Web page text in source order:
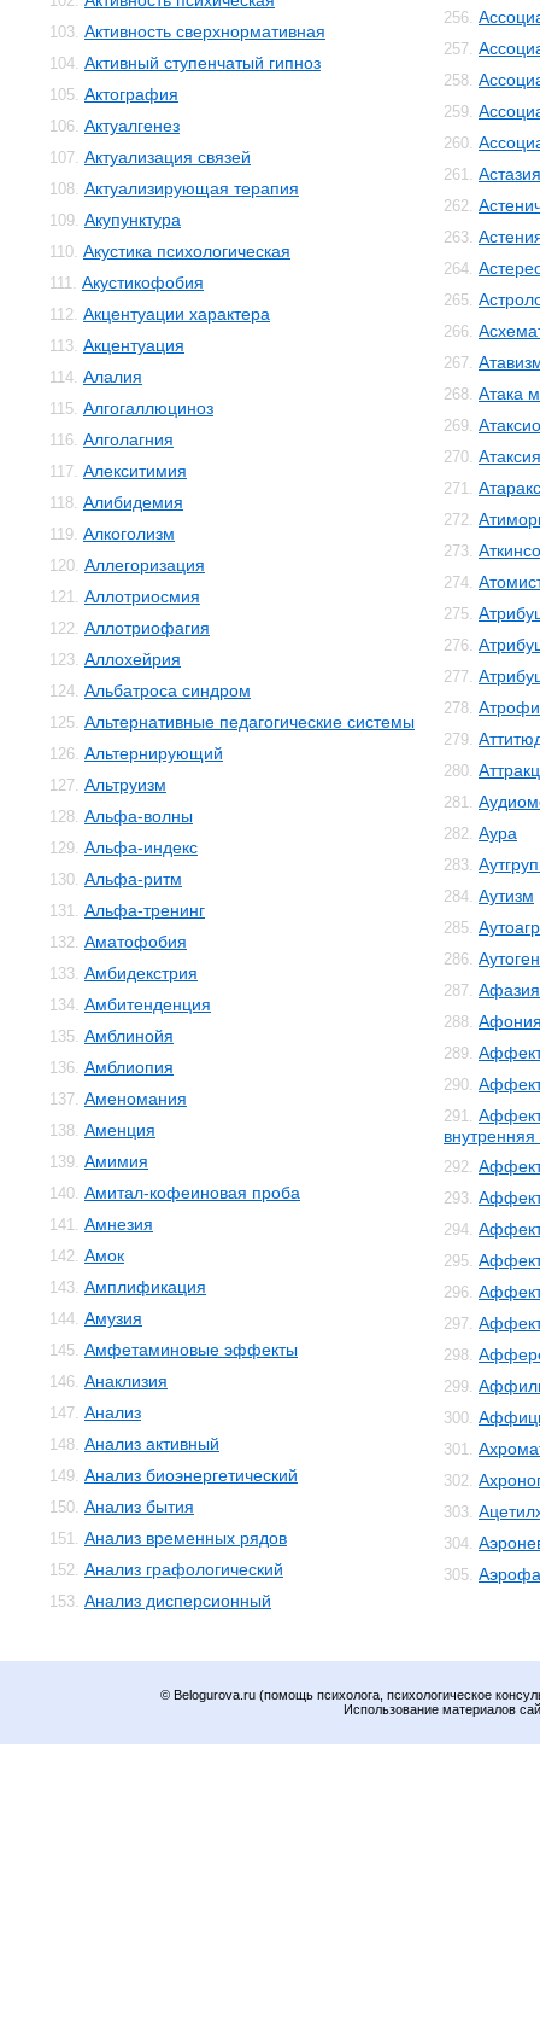
103. Активность сверхнормативная
104. Активный ступенчатый гипноз
105. Актография
106. Актуалгенез
107. Актуализация связей
108. Актуализирующая терапия
109. Акупунктура
110. Акустика психологическая
111. Акустикофобия
112. Акцентуации характера
113. Акцентуация
114. Алалия
115. Алгогаллюциноз
116. Алголагния
117. Алекситимия
118. Алибидемия
119. Алкоголизм
120. Аллегоризация
121. Аллотриосмия
122. Аллотриофагия
123. Аллохейрия
124. Альбатроса синдром
125. Альтернативные педагогические системы
126. Альтернирующий
127. Альтруизм
128. Альфа-волны
129. Альфа-индекс
130. Альфа-ритм
131. Альфа-тренинг
132. Аматофобия
133. Амбидекстрия
134. Амбитенденция
135. Амблинойя
136. Амблиопия
137. Аменомания
138. Аменция
139. Амимия
140. Амитал-кофеиновая проба
141. Амнезия
142. Амок
143. Амплификация
144. Амузия
145. Амфетаминовые эффекты
146. Анаклизия
147. Анализ
148. Анализ активный
149. Анализ биоэнергетический
150. Анализ бытия
151. Анализ временных рядов
152. Анализ графологический
153. Анализ дисперсионный
256.
257.
258.
259.
260.
261. Астазия
262.
263.
264.
265.
266.
267.
268. Атака
269.
270. Атаксия
271.
272.
273.
274.
275.
276.
277.
278.
279.
280.
281.
282. Аура
283.
284. Аутизм
285.
286.
287. Афазия
288.
289. Аффект
290.
291.
292.
293.
294.
295.
296.
297.
298.
299.
300.
301.
302.
303.
304.
305.
© Belogurova.ru (помощь психолога, психологическое
Использование материалов